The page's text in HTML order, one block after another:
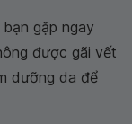
gặp ngay
được gãi vết
dưỡng da để